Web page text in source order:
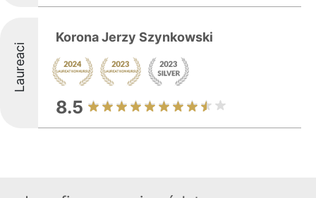
Laureaci
Korona Jerzy Szynkowski
8.5